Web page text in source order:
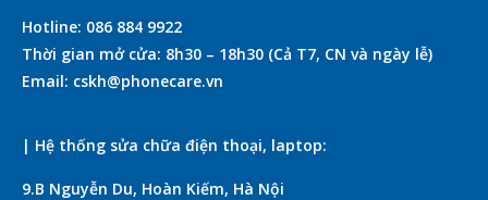
Hotline: 086 884 9922
Thời gian mở cửa: 8h30 – 18h30 (Cả T7, CN và ngày lễ)
Email: cskh@phonecare.vn
| Hệ thống sửa chữa điện thoại, laptop:
9.B Nguyễn Du, Hoàn Kiếm, Hà Nội